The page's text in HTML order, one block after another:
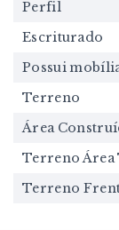
Perfil
Escriturado
Possui
Terreno
Área
Terreno Área
Terreno